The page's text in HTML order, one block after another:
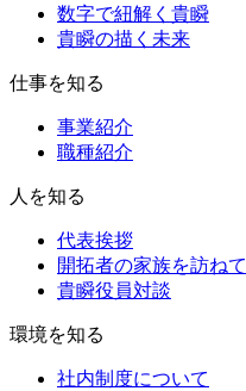
数字で紐解く貴瞬
貴瞬の描く未来
仕事を知る
事業紹介
職種紹介
人を知る
代表挨拶
開拓者の家族を訪ねて
貴瞬役員対談
環境を知る
社内制度について